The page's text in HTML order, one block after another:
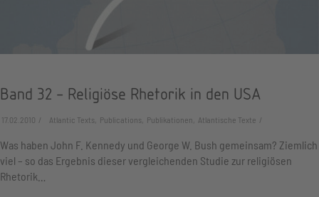
Band 32 - Religiöse Rhetorik in den USA
17.02.2010 Atlantic Texts, Publications, Publikationen, Atlantische Texte
Was haben John F. Kennedy und George W. Bush gemeinsam? Ziemlich
viel – so das Ergebnis dieser vergleichenden Studie zur religiösen
Rhetorik…